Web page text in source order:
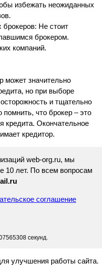
избежать неожиданных
Не стоит
брокером.
компаний.
может значительно
но при выборе
и тщательно
что брокер – это
кредита. Окончательное
кредитор.
web-org.ru, мы
10 лет. По всем вопросам
соглашение
секунд.
улучшения работы сайта.